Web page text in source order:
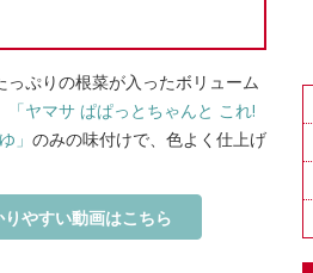
っぷりの根菜が入ったボリューム
「ヤマサ ぱぱっとちゃんと これ!
」のみの味付けで、色よく仕上げ
りやすい動画はこちら